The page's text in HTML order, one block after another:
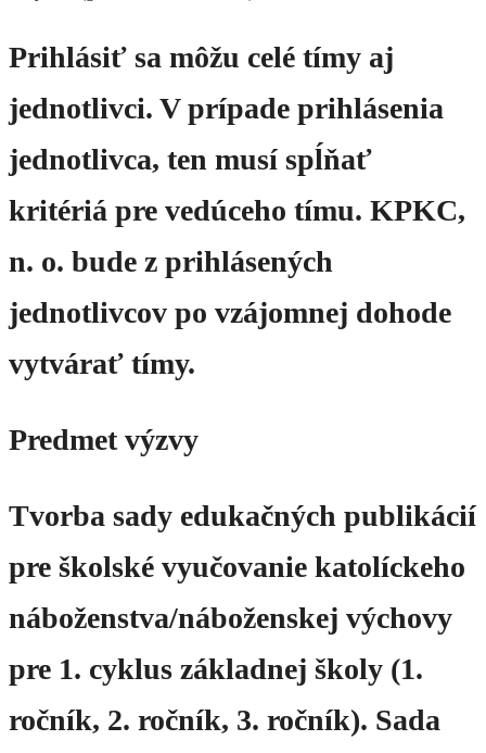
Prihlásiť sa môžu celé tímy aj
jednotlivci. V prípade prihlásenia
jednotlivca, ten musí spĺňať
kritériá pre vedúceho tímu. KPKC,
n. o. bude z prihlásených
jednotlivcov po vzájomnej dohode
vytvárať tímy.
Predmet výzvy
Tvorba sady edukačných publikácií
pre školské vyučovanie katolíckeho
náboženstva/náboženskej výchovy
pre 1. cyklus základnej školy (1.
ročník, 2. ročník, 3. ročník). Sada